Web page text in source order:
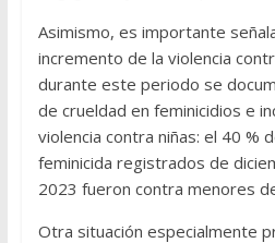
Asimismo, es importante
incremento de la violencia
durante este periodo se
de crueldad en feminicidios e
violencia contra niñas: el 40 %
feminicida registrados de
2023 fueron contra menores
Otra situación especialmente